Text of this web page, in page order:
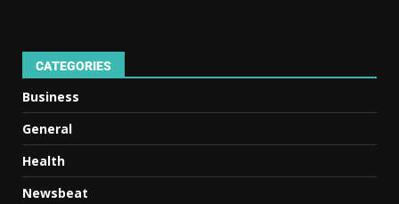
CATEGORIES
Business
General
Health
Newsbeat